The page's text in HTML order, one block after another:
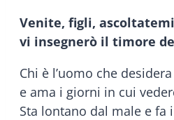
Venite, figli,
vi insegnerò il timore
Chi è l’uomo che
e ama i giorni in cui
Sta lontano dal male e fa